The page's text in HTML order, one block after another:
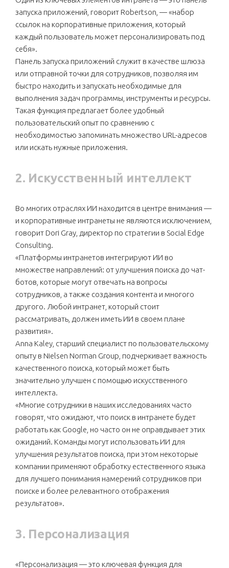
запуска приложений, говорит Robertson, — «набор
ссылок на корпоративные приложения, который
каждый пользователь может персонализировать под
себя».
Панель запуска приложений служит в качестве шлюза
или отправной точки для сотрудников, позволяя им
быстро находить и запускать необходимые для
выполнения задач программы, инструменты и ресурсы.
Такая функция предлагает более удобный
пользовательский опыт по сравнению с
необходимостью запоминать множество URL-адресов
или искать нужные приложения.
2. Искусственный интеллект
Во многих отраслях ИИ находится в центре внимания —
и корпоративные интранеты не являются исключением,
говорит Dori Gray, директор по стратегии в Social Edge
Consulting.
«Платформы интранетов интегрируют ИИ во
множестве направлений: от улучшения поиска до чат-
ботов, которые могут отвечать на вопросы
сотрудников, а также создания контента и многого
другого. Любой интранет, который стоит
рассматривать, должен иметь ИИ в своем плане
развития».
Anna Kaley, старший специалист по пользовательскому
опыту в Nielsen Norman Group, подчеркивает важность
качественного поиска, который может быть
значительно улучшен с помощью искусственного
интеллекта.
«Многие сотрудники в наших исследованиях часто
говорят, что ожидают, что поиск в интранете будет
работать как Google, но часто он не оправдывает этих
ожиданий. Команды могут использовать ИИ для
улучшения результатов поиска, при этом некоторые
компании применяют обработку естественного языка
для лучшего понимания намерений сотрудников при
поиске и более релевантного отображения
результатов».
3. Персонализация
«Персонализация — это ключевая функция для